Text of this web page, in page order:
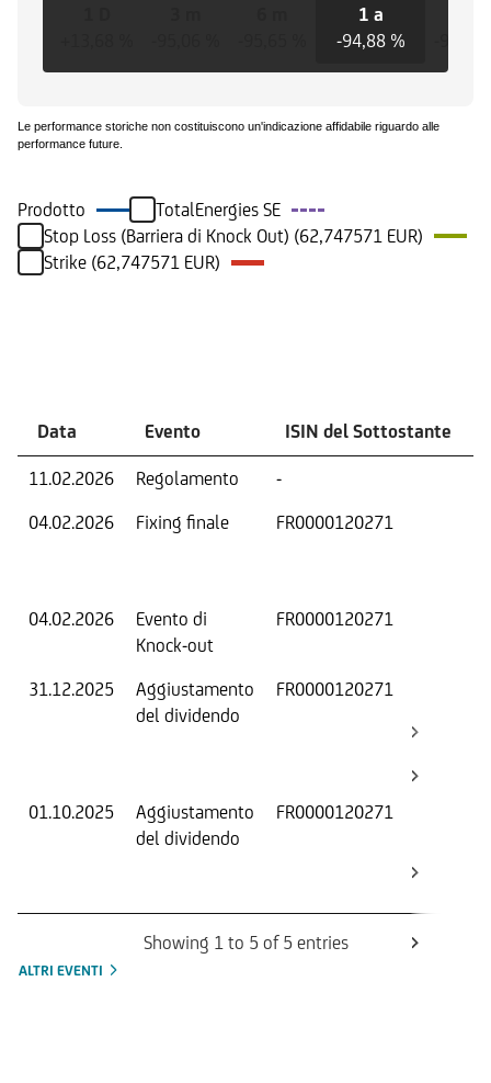
1 a
-94,88 %
Le performance storiche non costituiscono un'indicazione affidabile riguardo alle
performance future.
Prodotto
TotalEnergies SE
Stop Loss (Barriera di Knock Out) (62,747571 EUR)
Strike (62,747571 EUR)
Data Evento ISIN del Sottostante
11.02.2026 Regolamento -
04.02.2026
Fixing finale FR0000120271
04.02.2026
Evento di
Knock-out
FR0000120271
31.12.2025
Aggiustamento
del dividendo
FR0000120271
01.10.2025
Aggiustamento
del dividendo
FR0000120271
Showing 1 to 5 of 5 entries
ALTRI EVENTI